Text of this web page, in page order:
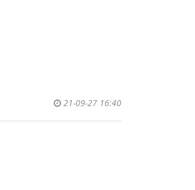
21-09-27 16:40